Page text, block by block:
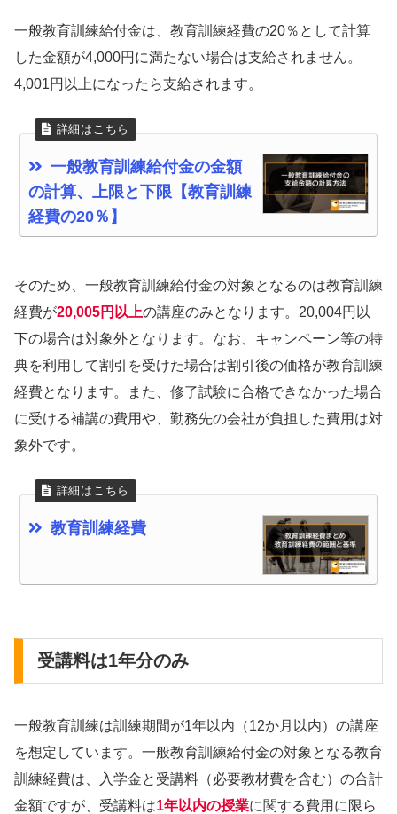
一般教育訓練給付金は、教育訓練経費の20％として計算
した金額が4,000円に満たない場合は支給されません。
4,001円以上になったら支給されます。
一般教育訓練給付金の金額
の計算、上限と下限【教育訓練
経費の20％】
そのため、一般教育訓練給付金の対象となるのは教育訓練
経費が20,005円以上の講座のみとなります。20,004円以
下の場合は対象外となります。なお、キャンペーン等の特
典を利用して割引を受けた場合は割引後の価格が教育訓練
経費となります。また、修了試験に合格できなかった場合
に受ける補講の費用や、勤務先の会社が負担した費用は対
象外です。
教育訓練経費
受講料は1年分のみ
一般教育訓練は訓練期間が1年以内（12か月以内）の講座
を想定しています。一般教育訓練給付金の対象となる教育
訓練経費は、入学金と受講料（必要教材費を含む）の合計
金額ですが、受講料は1年以内の授業に関する費用に限ら